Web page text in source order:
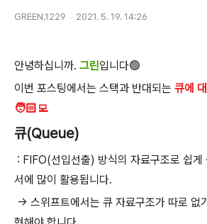
GREEN.1229 2021. 5. 19. 14:26
안녕하십니까. 그린입니다🟢
이번 포스팅에서는 스택과 반대되는 큐에
🧑🏻‍💻
큐(Queue)
: FIFO(선입선출) 방식의 자료구조로 쉽게
서에 많이 활용됩니다.
-> 스위프트에서는 큐 자료구조가 따로 없